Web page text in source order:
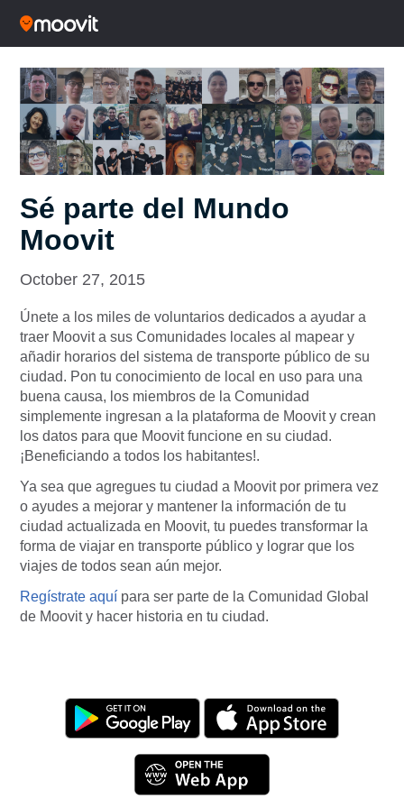
Sé parte del Mundo
Moovit
October 27, 2015
Únete a los miles de voluntarios dedicados a ayudar a
traer Moovit a sus Comunidades locales al mapear y
añadir horarios del sistema de transporte público de su
ciudad. Pon tu conocimiento de local en uso para una
buena causa, los miembros de la Comunidad
simplemente ingresan a la plataforma de Moovit y crean
los datos para que Moovit funcione en su ciudad.
¡Beneficiando a todos los habitantes!.
Ya sea que agregues tu ciudad a Moovit por primera vez
o ayudes a mejorar y mantener la información de tu
ciudad actualizada en Moovit, tu puedes transformar la
forma de viajar en transporte público y lograr que los
viajes de todos sean aún mejor.
Regístrate aquí para ser parte de la Comunidad Global
de Moovit y hacer historia en tu ciudad.